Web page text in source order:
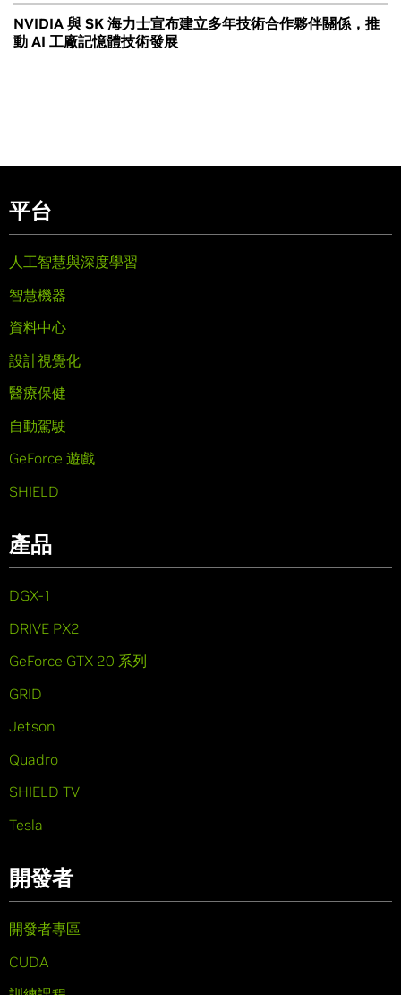
NVIDIA 與 SK 海力士宣布建立多年技術合作夥伴關係，推
動 AI 工廠記憶體技術發展
平台
人工智慧與深度學習
智慧機器
資料中心
設計視覺化
醫療保健
自動駕駛
GeForce 遊戲
SHIELD
產品
DGX-1
DRIVE PX2
GeForce GTX 20 系列
GRID
Jetson
Quadro
SHIELD TV
Tesla
開發者
開發者專區
CUDA